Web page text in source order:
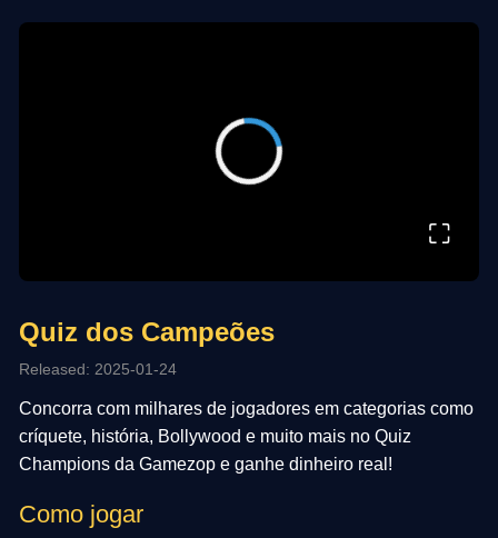
⛶
Quiz dos Campeões
Released: 2025-01-24
Concorra com milhares de jogadores em categorias como
críquete, história, Bollywood e muito mais no Quiz
Champions da Gamezop e ganhe dinheiro real!
Como jogar